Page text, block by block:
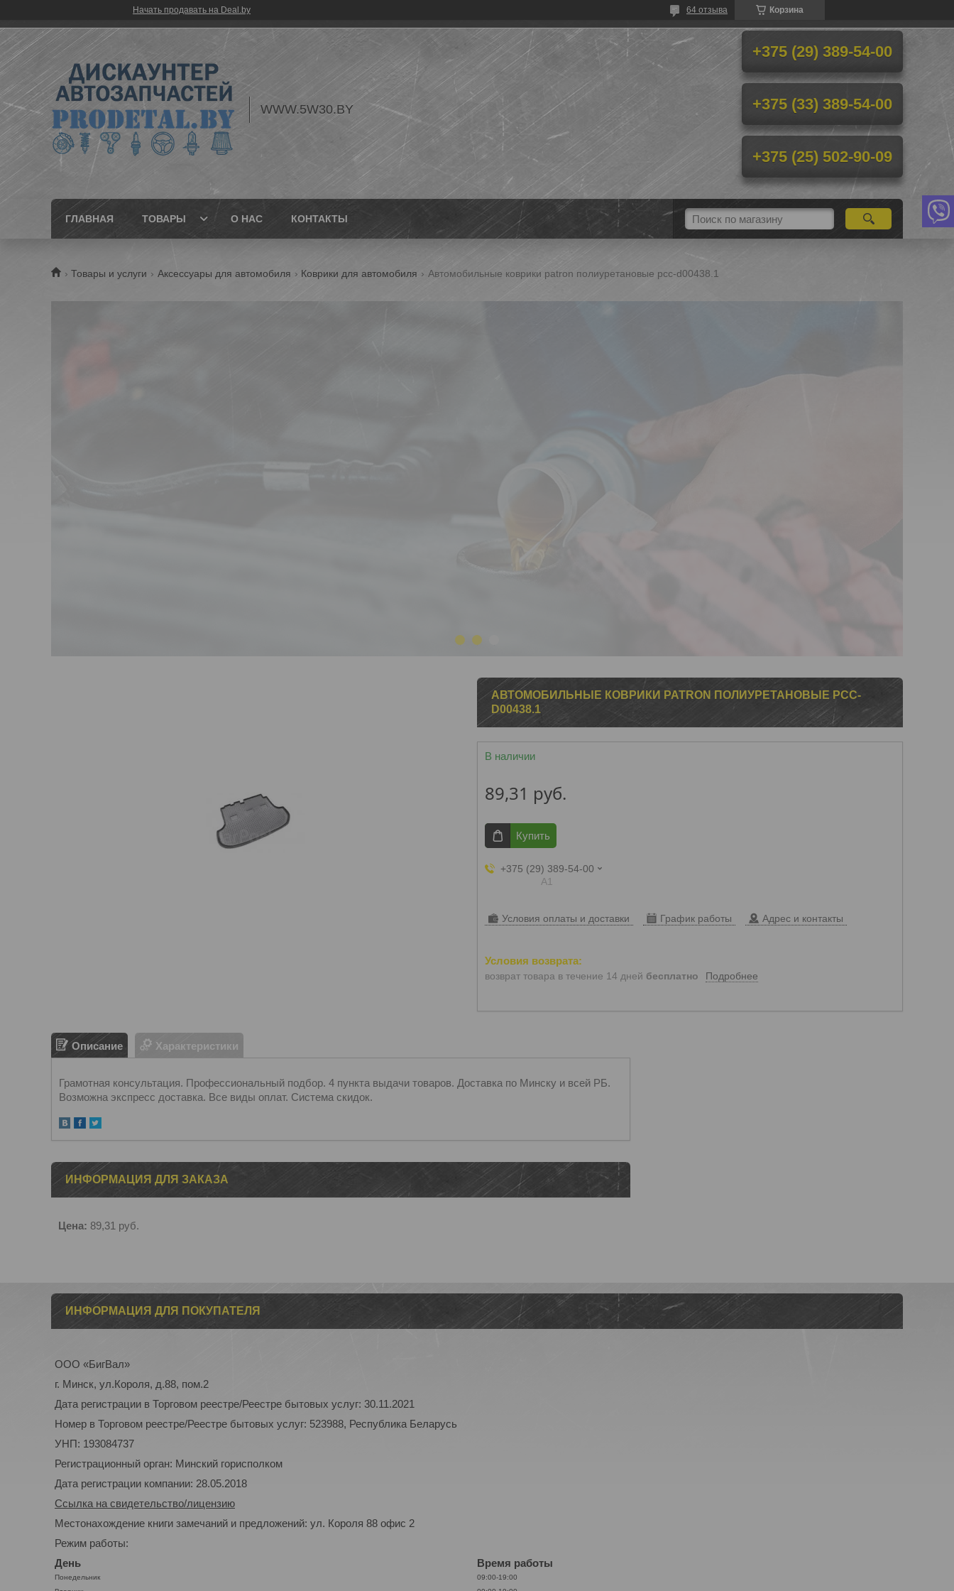
Начать продавать на Deal.by Корзина
64 отзыва
WWW.5W30.BY
+375 (29) 389-54-00
+375 (33) 389-54-00
+375 (25) 502-90-09
ГЛАВНАЯ ТОВАРЫ О НАС КОНТАКТЫ
Товары и услуги Аксессуары для автомобиля Коврики для автомобиля Автомобильные коврики patron полиуретановые pcc-d00438.1
АВТОМОБИЛЬНЫЕ КОВРИКИ PATRON ПОЛИУРЕТАНОВЫЕ PCC-
D00438.1
В наличии
89,31 руб.
Купить
+375 (29) 389-54-00
А1
Условия оплаты и доставки График работы Адрес и контакты
возврат товара в течение 14 дней бесплатно Подробнее
Описание Характеристики
Грамотная консультация. Профессиональный подбор. 4 пункта выдачи товаров. Доставка по Минску и всей РБ.
Возможна экспресс доставка. Все виды оплат. Система скидок.
ИНФОРМАЦИЯ ДЛЯ ЗАКАЗА
Цена: 89,31 руб.
ИНФОРМАЦИЯ ДЛЯ ПОКУПАТЕЛЯ
ООО «БигВал»
г. Минск, ул.Короля, д.88, пом.2
Дата регистрации в Торговом реестре/Реестре бытовых услуг: 30.11.2021
Номер в Торговом реестре/Реестре бытовых услуг: 523988, Республика Беларусь
УНП: 193084737
Регистрационный орган: Минский горисполком
Дата регистрации компании: 28.05.2018
Ссылка на свидетельство/лицензию
Местонахождение книги замечаний и предложений: ул. Короля 88 офис 2
Режим работы:
День
Время работы
Понедельник
09:00-19:00